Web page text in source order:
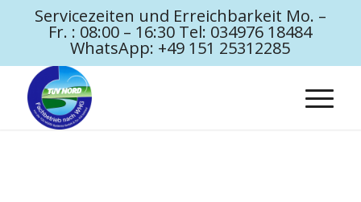
Servicezeiten und Erreichbarkeit Mo. –
Fr. : 08:00 – 16:30 Tel: 034976 18484
WhatsApp: +49 151 25312285